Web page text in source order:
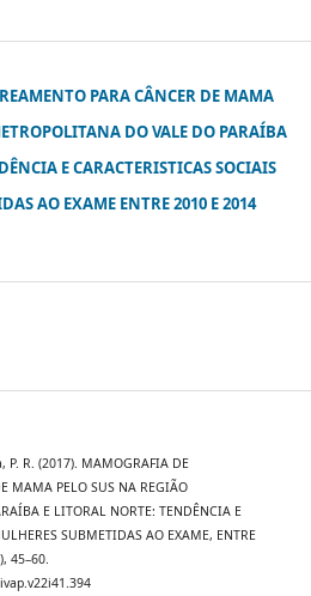
PARA CÂNCER DE MAMA
DO VALE DO PARAÍBA
E CARACTERISTICAS SOCIAIS
AO EXAME ENTRE 2010 E 2014
P. R. (2017). MAMOGRAFIA DE
MAMA PELO SUS NA REGIÃO
E LITORAL NORTE: TENDÊNCIA E
SUBMETIDAS AO EXAME, ENTRE
45–60.